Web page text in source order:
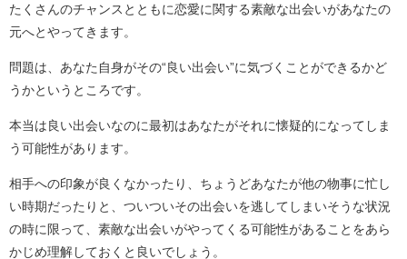
たくさんのチャンスとともに恋愛に関する素敵な出会いがあなたの
元へとやってきます。
問題は、あなた自身がその“良い出会い”に気づくことができるかど
うかというところです。
本当は良い出会いなのに最初はあなたがそれに懐疑的になってしま
う可能性があります。
相手への印象が良くなかったり、ちょうどあなたが他の物事に忙し
い時期だったりと、ついついその出会いを逃してしまいそうな状況
の時に限って、素敵な出会いがやってくる可能性があることをあら
かじめ理解しておくと良いでしょう。